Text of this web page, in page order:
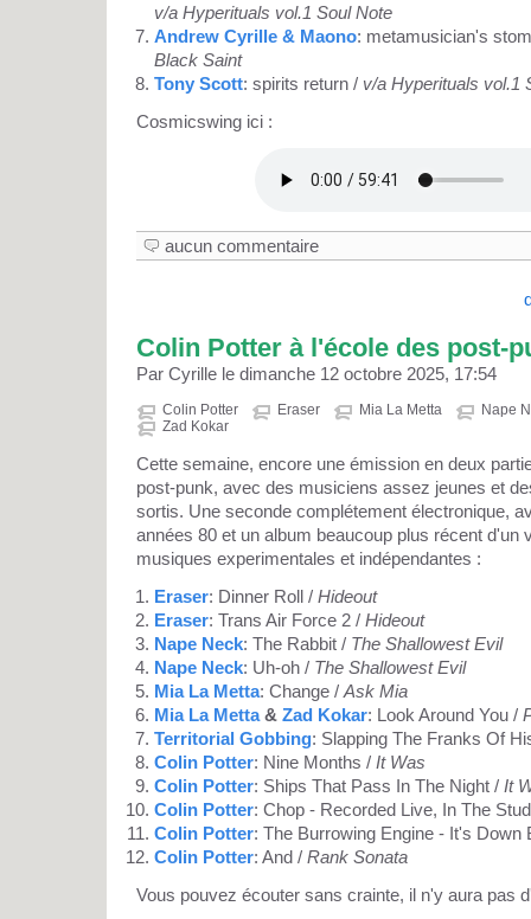
v/a Hyperituals vol.1 Soul Note
Andrew Cyrille & Maono: metamusician's
Black Saint
Tony Scott: spirits return / v/a Hyperituals vol.1
Cosmicswing ici :
aucun commentaire
Colin Potter à l'école des post-
Par Cyrille le dimanche 12 octobre 2025, 17:54
Colin Potter Eraser Mia La Metta
Nape
Zad Kokar
Cette semaine, encore une émission en deux
post-punk, avec des musiciens assez jeunes et
sortis. Une seconde complétement électronique,
années 80 et un album beaucoup plus récent d'un
musiques experimentales et indépendantes :
Eraser: Dinner Roll / Hideout
Eraser: Trans Air Force 2 / Hideout
Nape Neck: The Rabbit / The Shallowest Evil
Nape Neck: Uh-oh / The Shallowest Evil
Mia La Metta: Change / Ask Mia
Mia La Metta& Zad Kokar: Look Around You /
Territorial Gobbing: Slapping The Franks Of
Colin Potter: Nine Months / It Was
Colin Potter: Ships That Pass In The Night / It
Colin Potter: Chop - Recorded Live, In The
Colin Potter: The Burrowing Engine - It's Down
Colin Potter: And / Rank Sonata
Vous pouvez écouter sans crainte, il n'y aura pas